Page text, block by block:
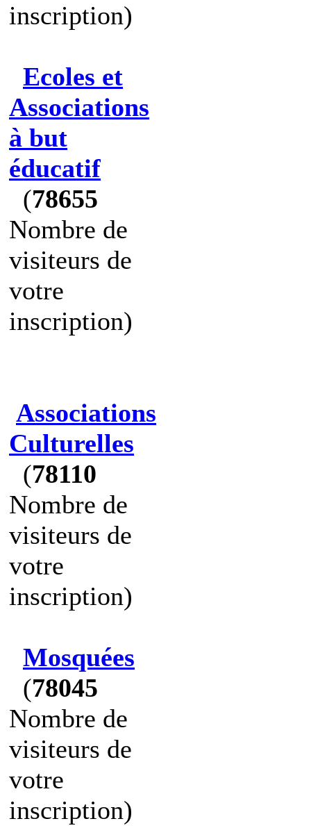
inscription)
Ecoles et
Associations
à but
éducatif
(78655
Nombre de
visiteurs de
votre
inscription)
Associations
Culturelles
(78110
Nombre de
visiteurs de
votre
inscription)
Mosquées
(78045
Nombre de
visiteurs de
votre
inscription)